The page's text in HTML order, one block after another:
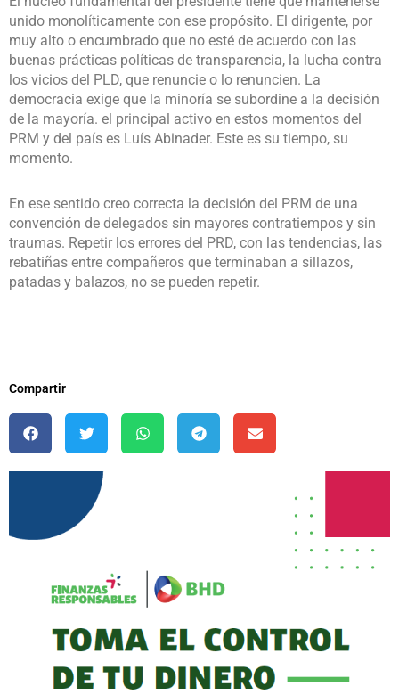
unido monolíticamente con ese propósito. El dirigente, por
muy alto o encumbrado que no esté de acuerdo con las
buenas prácticas políticas de transparencia, la lucha contra
los vicios del PLD, que renuncie o lo renuncien. La
democracia exige que la minoría se subordine a la decisión
de la mayoría. el principal activo en estos momentos del
PRM y del país es Luís Abinader. Este es su tiempo, su
momento.
En ese sentido creo correcta la decisión del PRM de una
convención de delegados sin mayores contratiempos y sin
traumas. Repetir los errores del PRD, con las tendencias, las
rebatiñas entre compañeros que terminaban a sillazos,
patadas y balazos, no se pueden repetir.
Compartir